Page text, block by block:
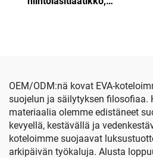
OEM/ODM:nä kovat EVA-
suojelun ja säilytyksen filosofiaa.
materiaalia olemme edistäneet
kevyellä, kestävällä ja
koteloimme suojaavat
arkipäivän työkaluja. Alusta